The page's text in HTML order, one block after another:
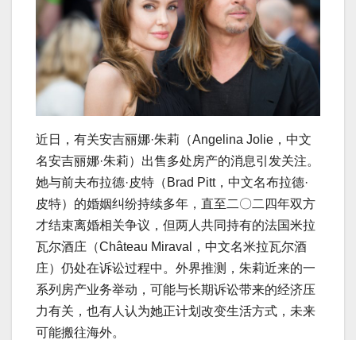
近日，有关安吉丽娜·朱莉（Angelina Jolie，中文
名安吉丽娜·朱莉）出售多处房产的消息引发关注。
她与前夫布拉德·皮特（Brad Pitt，中文名布拉德·
皮特）的婚姻纠纷持续多年，直至二〇二四年双方
才结束离婚相关争议，但两人共同持有的法国米拉
瓦尔酒庄（Château Miraval，中文名米拉瓦尔酒
庄）仍处在诉讼过程中。外界推测，朱莉近来的一
系列房产业务举动，可能与长期诉讼带来的经济压
力有关，也有人认为她正计划改变生活方式，未来
可能搬往海外。